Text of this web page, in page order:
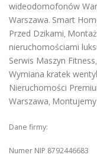
wideodomofonów
Warszawa. Smart
Przed Dzikami,
nieruchomościami
Serwis Maszyn Fitness,
Wymiana kratek
Nieruchomości
Warszawa,
Dane firmy:
Numer NIP 8792446683